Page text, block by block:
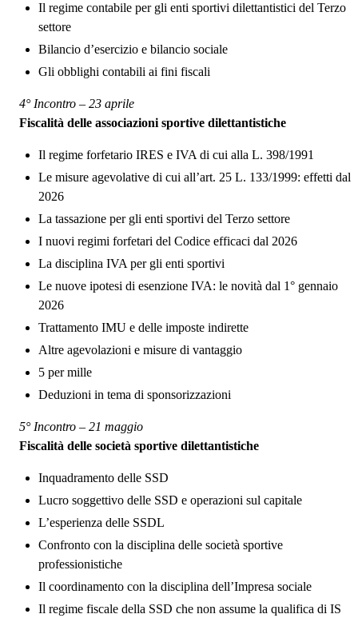
Il regime contabile per gli enti sportivi dilettantistici del Terzo
settore
Bilancio d’esercizio e bilancio sociale
Gli obblighi contabili ai fini fiscali
4° Incontro – 23 aprile
Fiscalità delle associazioni sportive dilettantistiche
Il regime forfetario IRES e IVA di cui alla L. 398/1991
Le misure agevolative di cui all’art. 25 L. 133/1999: effetti dal
2026
La tassazione per gli enti sportivi del Terzo settore
I nuovi regimi forfetari del Codice efficaci dal 2026
La disciplina IVA per gli enti sportivi
Le nuove ipotesi di esenzione IVA: le novità dal 1° gennaio
2026
Trattamento IMU e delle imposte indirette
Altre agevolazioni e misure di vantaggio
5 per mille
Deduzioni in tema di sponsorizzazioni
5° Incontro – 21 maggio
Fiscalità delle società sportive dilettantistiche
Inquadramento delle SSD
Lucro soggettivo delle SSD e operazioni sul capitale
L’esperienza delle SSDL
Confronto con la disciplina delle società sportive
professionistiche
Il coordinamento con la disciplina dell’Impresa sociale
Il regime fiscale della SSD che non assume la qualifica di IS